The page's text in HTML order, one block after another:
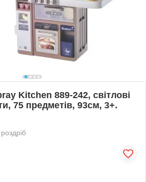
Kitchen 889-242, світлові
75 предметів, 93см, 3+.